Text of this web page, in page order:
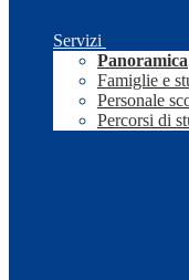
Servizi
Panoramica
Famiglie e
Personale
Percorsi di